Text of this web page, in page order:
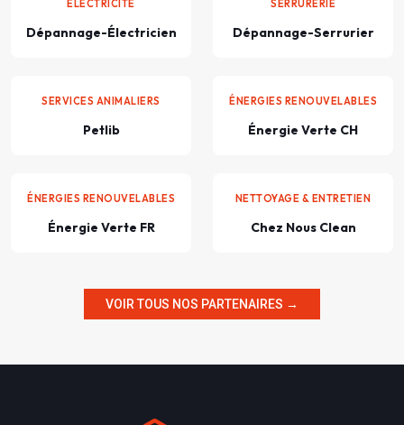
ÉLECTRICITÉ
Dépannage-Électricien
SERRURERIE
Dépannage-Serrurier
SERVICES ANIMALIERS
Petlib
ÉNERGIES RENOUVELABLES
Énergie Verte CH
ÉNERGIES RENOUVELABLES
Énergie Verte FR
NETTOYAGE & ENTRETIEN
Chez Nous Clean
VOIR TOUS NOS PARTENAIRES →